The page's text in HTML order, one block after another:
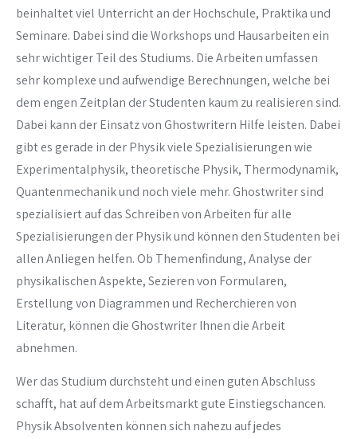
beinhaltet viel Unterricht an der Hochschule, Praktika und
Seminare. Dabei sind die Workshops und Hausarbeiten ein
sehr wichtiger Teil des Studiums. Die Arbeiten umfassen
sehr komplexe und aufwendige Berechnungen, welche bei
dem engen Zeitplan der Studenten kaum zu realisieren sind.
Dabei kann der Einsatz von Ghostwritern Hilfe leisten. Dabei
gibt es gerade in der Physik viele Spezialisierungen wie
Experimentalphysik, theoretische Physik, Thermodynamik,
Quantenmechanik und noch viele mehr. Ghostwriter sind
spezialisiert auf das Schreiben von Arbeiten für alle
Spezialisierungen der Physik und können den Studenten bei
allen Anliegen helfen. Ob Themenfindung, Analyse der
physikalischen Aspekte, Sezieren von Formularen,
Erstellung von Diagrammen und Recherchieren von
Literatur, können die Ghostwriter Ihnen die Arbeit
abnehmen.
Wer das Studium durchsteht und einen guten Abschluss
schafft, hat auf dem Arbeitsmarkt gute Einstiegschancen.
Physik Absolventen können sich nahezu auf jedes